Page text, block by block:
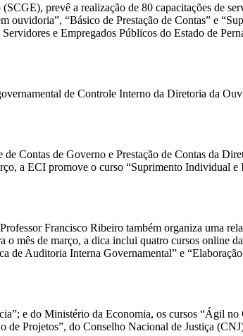
prevê a realização de 80 capacitações de
ouvidoria”, “Básico de Prestação de Contas” e
e Empregados Públicos do Estado de
de Controle Interno da Diretoria da
Contas de Governo e Prestação de Contas da
a ECI promove o curso “Suprimento Individual e
Francisco Ribeiro também organiza uma
mês de março, a dica inclui quatro cursos online
de Auditoria Interna Governamental” e
e do Ministério da Economia, os cursos “Ágil
de Projetos”, do Conselho Nacional de Justiça